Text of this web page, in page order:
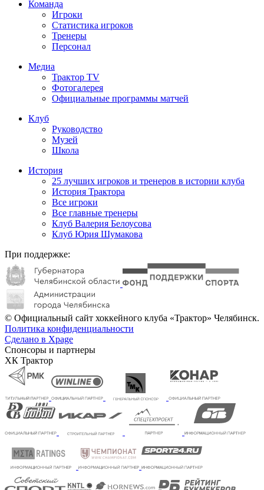
Команда
Игроки
Статистика игроков
Тренеры
Персонал
Медиа
Трактор TV
Фотогалерея
Официальные программы матчей
Клуб
Руководство
Музей
Школа
История
25 лучших игроков и тренеров в истории клуба
История Трактора
Все игроки
Все главные тренеры
Клуб Валерия Белоусова
Клуб Юрия Шумакова
При поддержке:
© Официальный сайт хоккейного клуба «Трактор» Челябинск.
Политика конфиденциальности
Сделано в Xpage
Спонсоры и партнеры
ХК Трактор